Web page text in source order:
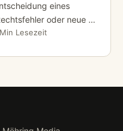
eines
oder neue …
Lesezeit